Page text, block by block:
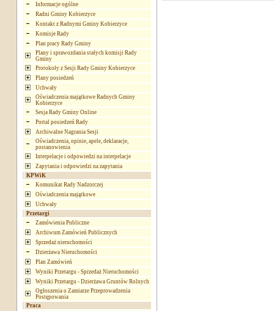
Informacje ogólne
Radni Gminy Kobierzyce
Kontakt z Radnymi Gminy Kobierzyce
Komisje Rady
Plan pracy Rady Gminy
Plany i sprawozdania stałych komisji Rady
Gminy
Protokoły z Sesji Rady Gminy Kobierzyce
Plany posiedzeń
Uchwały
Oświadczenia majątkowe Radnych Gminy
Kobierzyce
Sesja Rady Gminy Online
Portal posiedzeń Rady
Archiwalne Nagrania Sesji
Oświadczenia, opinie, apele, deklaracje,
postanowienia
Interpelacje i odpowiedzi na interpelacje
Zapytania i odpowiedzi na zapytania
KPWiK
Komunikat Rady Nadzorczej
Oświadczenia majątkowe
Uchwały
Przetargi
Zamówienia Publiczne
Archiwum Zamówień Publicznych
Sprzedaż nieruchomości
Dzierżawa Nieruchomości
Plan Zamówień
Wyniki Przetargu - Sprzedaż Nieruchomości
Wyniki Przetargu - Dzierżawa Gruntów Rolnych
Ogłoszenia o Zamiarze Przeprowadzenia
Postępowania
Praca